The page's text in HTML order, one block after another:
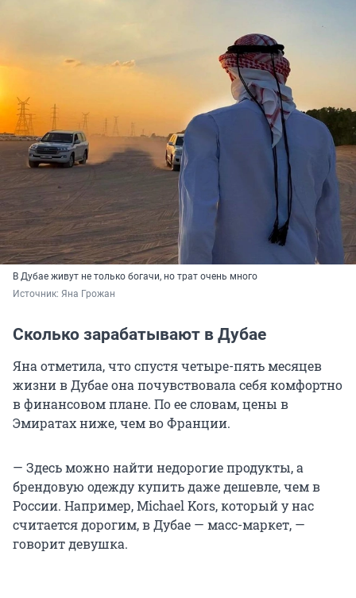
В Дубае живут не только богачи, но трат очень много
Источник: Яна Грожан
Сколько зарабатывают в Дубае
Яна отметила, что спустя четыре-пять месяцев
жизни в Дубае она почувствовала себя комфортно
в финансовом плане. По ее словам, цены в
Эмиратах ниже, чем во Франции.
— Здесь можно найти недорогие продукты, а
брендовую одежду купить даже дешевле, чем в
России. Например, Michael Kors, который у нас
считается дорогим, в Дубае — масс-маркет, —
говорит девушка.